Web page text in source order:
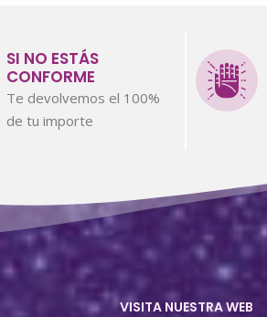
SI NO ESTÁS
CONFORME
Te devolvemos el 100%
de tu importe
VISITA NUESTRA WEB